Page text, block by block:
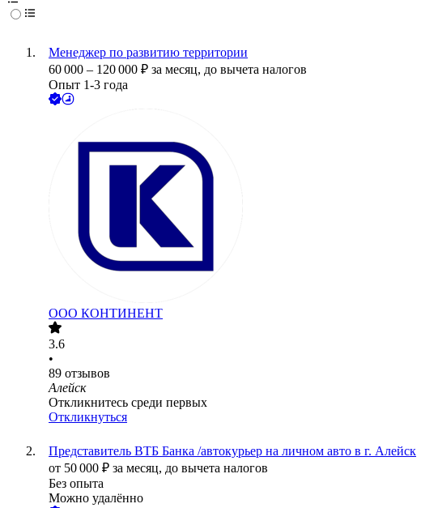
Менеджер по развитию территории
60 000 – 120 000 ₽ за месяц, до вычета налогов
Опыт 1-3 года
ООО КОНТИНЕНТ
3.6
•
89 отзывов
Алейск
Откликнитесь среди первых
Откликнуться
Представитель ВТБ Банка /автокурьер на личном авто в г. Алейск
от 50 000 ₽ за месяц, до вычета налогов
Без опыта
Можно удалённо